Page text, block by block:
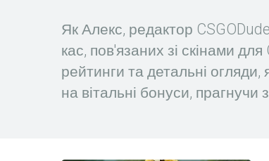
Як Алекс, редактор
кас, пов'язаних зі скінами
рейтинги та детальні
на вітальні бонуси,